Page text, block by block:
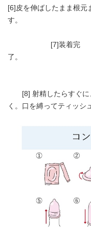
[6]皮を伸ばしたまま根元
[7]装着完
[8] 射精したらすぐに
く。口を縛ってティッシ